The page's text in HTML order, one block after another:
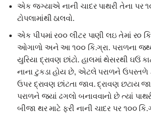
એક જગ્યાએ નાની ચાદર પાથરી તેના પર
ટોપલામાંથી ઠાલવો.
એક પીપમાં ર૦૦ લીટર પાણી લઇ તેમાં ર૦
ઓગાળો અને આ ૧૦૦ કિ.ગ્રા. પરાળના
યુરિયા દ્રાવણ છાંટો. હાલમાં થેસરથી ઘઉં
નાના ટુકડા હોય છે, એટલે પરાળને
ઉપર દ્રાવણ છાંટતા જાવ. દ્રાવણ
પરાળને જયાં ઢગલો બનાવવાનો છે ત્યાં
બીજા થર માટે ફરી નાની ચાદર પર ૧૦૦